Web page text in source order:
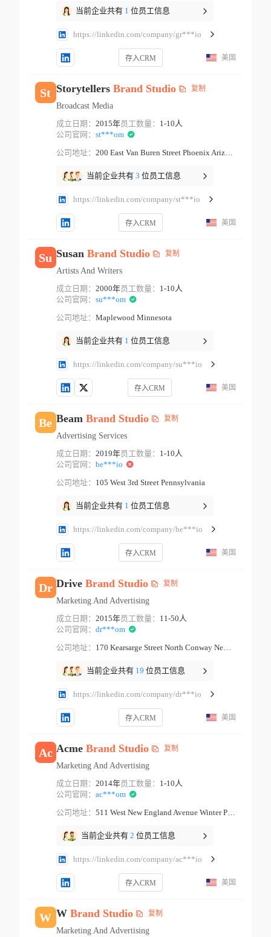
当前企业共有 1 位员工信息
https://linkedin.com/company/gr***io
存入CRM 美国
St Storytellers Brand Studio 复制
Broadcast Media
成立日期： 2015年员工数量： 1-10人
公司官网： st***om
公司地址：
200 East Van Buren Street Phoenix Arizona
当前企业共有 3 位员工信息
https://linkedin.com/company/st***io
存入CRM 美国
Su Susan Brand Studio 复制
Artists And Writers
成立日期： 2000年员工数量： 1-10人
公司官网： su***om
公司地址： Maplewood Minnesota
当前企业共有 1 位员工信息
https://linkedin.com/company/su***io
存入CRM 美国
Be Beam Brand Studio 复制
Advertising Services
成立日期： 2019年员工数量： 1-10人
公司官网： be***io
公司地址： 105 West 3rd Street Pennsylvania
当前企业共有 1 位员工信息
https://linkedin.com/company/be***io
存入CRM 美国
Dr Drive Brand Studio 复制
Marketing And Advertising
成立日期： 2015年员工数量： 11-50人
公司官网： dr***om
公司地址：
170 Kearsarge Street North Conway New Hampshire
当前企业共有 19 位员工信息
https://linkedin.com/company/dr***io
存入CRM 美国
Ac Acme Brand Studio 复制
Marketing And Advertising
成立日期： 2014年员工数量： 1-10人
公司官网： ac***om
公司地址：
511 West New England Avenue Winter Park Florida
当前企业共有 2 位员工信息
https://linkedin.com/company/ac***io
存入CRM 美国
W W Brand Studio 复制
Marketing And Advertising